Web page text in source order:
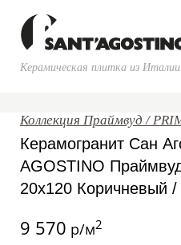
Керамическая плитка из Италии
Коллекция Праймвуд /
Керамогранит Сан
AGOSTINO
20x120 Коричневый /
9 570 р/м2